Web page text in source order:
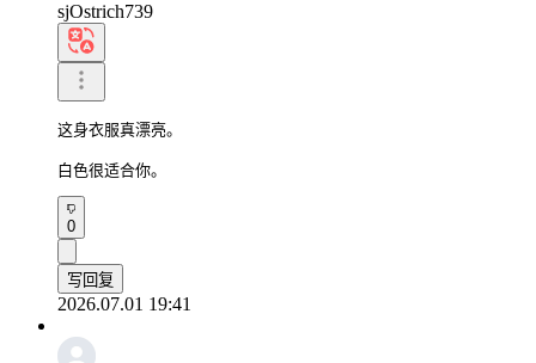
sjOstrich739
这身衣服真漂亮。
白色很适合你。
0
写回复
2026.07.01 19:41